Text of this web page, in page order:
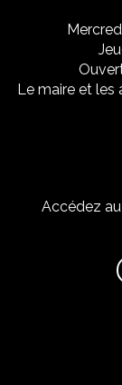
Le maire et
Accédez